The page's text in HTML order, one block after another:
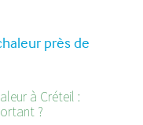
près de
à Créteil :
?